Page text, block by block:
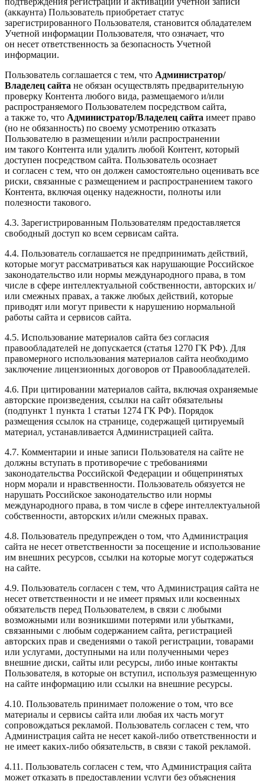
(аккаунта) Пользователь приобретает статус
зарегистрированного Пользователя, становится обладателем
Учетной информации Пользователя, что означает, что
он несет ответственность за безопасность Учетной
информации.
Пользователь соглашается с тем, что Администратор/
Владелец сайта не обязан осуществлять предварительную
проверку Контента любого вида, размещаемого и/или
распространяемого Пользователем посредством сайта,
а также то, что Администратор/Владелец сайта имеет право
(но не обязанность) по своему усмотрению отказать
Пользователю в размещении и/или распространении
им такого Контента или удалить любой Контент, который
доступен посредством сайта. Пользователь осознает
и согласен с тем, что он должен самостоятельно оценивать все
риски, связанные с размещением и распространением такого
Контента, включая оценку надежности, полноты или
полезности такового.
4.3. Зарегистрированным Пользователям предоставляется
свободный доступ ко всем сервисам сайта.
4.4. Пользователь соглашается не предпринимать действий,
которые могут рассматриваться как нарушающие Российское
законодательство или нормы международного права, в том
числе в сфере интеллектуальной собственности, авторских и/
или смежных правах, а также любых действий, которые
приводят или могут привести к нарушению нормальной
работы сайта и сервисов сайта.
4.5. Использование материалов сайта без согласия
правообладателей не допускается (статья 1270 ГК РФ). Для
правомерного использования материалов сайта необходимо
заключение лицензионных договоров от Правообладателей.
4.6. При цитировании материалов сайта, включая охраняемые
авторские произведения, ссылки на сайт обязательны
(подпункт 1 пункта 1 статьи 1274 ГК РФ). Порядок
размещения ссылок на странице, содержащей цитируемый
материал, устанавливается Администрацией сайта.
4.7. Комментарии и иные записи Пользователя на сайте не
должны вступать в противоречие с требованиями
законодательства Российской Федерации и общепринятых
норм морали и нравственности. Пользователь обязуется не
нарушать Российское законодательство или нормы
международного права, в том числе в сфере интеллектуальной
собственности, авторских и/или смежных правах.
4.8. Пользователь предупрежден о том, что Администрация
сайта не несет ответственности за посещение и использование
им внешних ресурсов, ссылки на которые могут содержаться
на сайте.
4.9. Пользователь согласен с тем, что Администрация сайта не
несет ответственности и не имеет прямых или косвенных
обязательств перед Пользователем, в связи с любыми
возможными или возникшими потерями или убытками,
связанными с любым содержанием сайта, регистрацией
авторских прав и сведениями о такой регистрации, товарами
или услугами, доступными на или полученными через
внешние диски, сайты или ресурсы, либо иные контакты
Пользователя, в которые он вступил, используя размещенную
на сайте информацию или ссылки на внешние ресурсы.
4.10. Пользователь принимает положение о том, что все
материалы и сервисы сайта или любая их часть могут
сопровождаться рекламой. Пользователь согласен с тем, что
Администрация сайта не несет какой-либо ответственности и
не имеет каких-либо обязательств, в связи с такой рекламой.
4.11. Пользователь согласен с тем, что Администрация сайта
может отказать в предоставлении услуги без объяснения